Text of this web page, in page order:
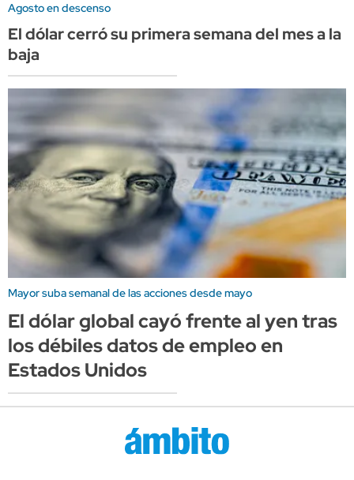
Agosto en descenso
El dólar cerró su primera semana del mes a la
baja
Mayor suba semanal de las acciones desde mayo
El dólar global cayó frente al yen tras
los débiles datos de empleo en
Estados Unidos